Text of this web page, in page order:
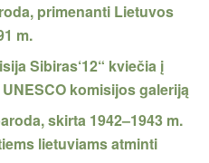
primenanti Lietuvos
m.
Sibiras‘12“ kviečia į
komisijos galeriją
skirta 1942–1943 m.
lietuviams atminti